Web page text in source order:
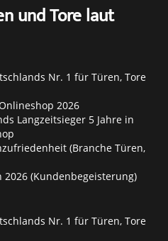
und Tore laut
Nr. 1 für Türen, Tore
2026
Langzeitsieger 5 Jahre in
(Branche Türen,
2026 (Kundenbegeisterung)
Nr. 1 für Türen, Tore